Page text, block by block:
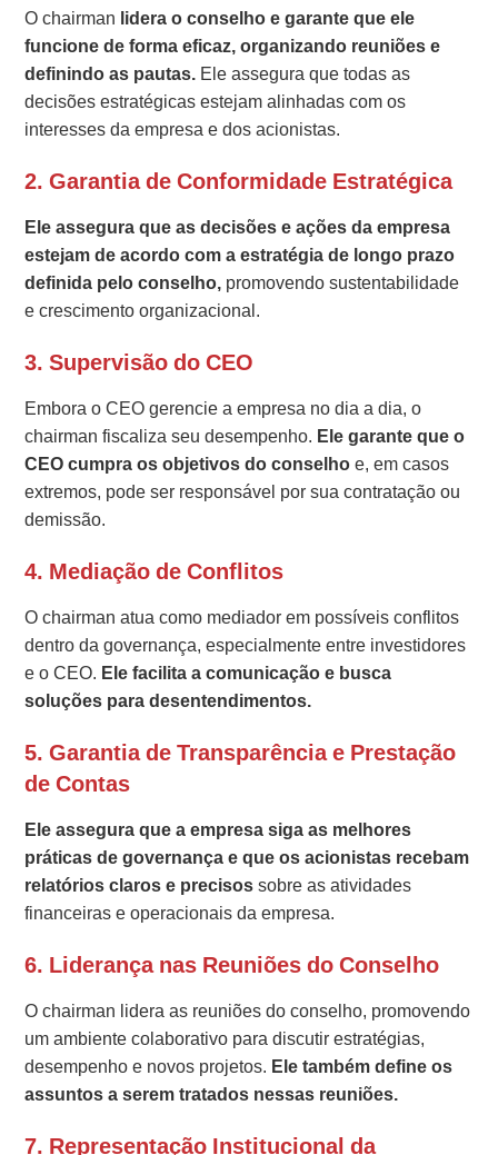
O chairman lidera o conselho e garante que ele
funcione de forma eficaz, organizando reuniões e
definindo as pautas. Ele assegura que todas as
decisões estratégicas estejam alinhadas com os
interesses da empresa e dos acionistas.
2. Garantia de Conformidade Estratégica
Ele assegura que as decisões e ações da empresa
estejam de acordo com a estratégia de longo prazo
definida pelo conselho, promovendo sustentabilidade
e crescimento organizacional.
3. Supervisão do CEO
Embora o CEO gerencie a empresa no dia a dia, o
chairman fiscaliza seu desempenho. Ele garante que o
CEO cumpra os objetivos do conselhoe, em casos
extremos, pode ser responsável por sua contratação ou
demissão.
4. Mediação de Conflitos
O chairman atua como mediador em possíveis conflitos
dentro da governança, especialmente entre investidores
e o CEO. Ele facilita a comunicação e busca
soluções para desentendimentos.
5. Garantia de Transparência e Prestação
de Contas
Ele assegura que a empresa siga as melhores
práticas de governança e que os acionistas recebam
relatórios claros e precisossobre as atividades
financeiras e operacionais da empresa.
6. Liderança nas Reuniões do Conselho
O chairman lidera as reuniões do conselho, promovendo
um ambiente colaborativo para discutir estratégias,
desempenho e novos projetos. Ele também define os
assuntos a serem tratados nessas reuniões.
7. Representação Institucional da